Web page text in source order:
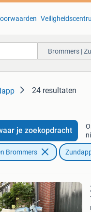
Brommers |
24 resultaten
je zoekopdracht
Brommers